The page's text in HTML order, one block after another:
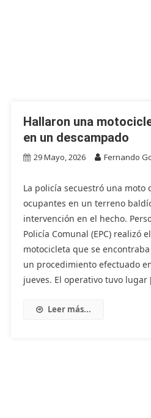
Hallaron una
en un descampado
29 Mayo, 2026 Fernando
La policía secuestró una moto
ocupantes en un terreno
intervención en el hecho.
Policía Comunal (EPC) realizó
motocicleta que se
un procedimiento efectuado
jueves. El operativo tuvo
Leer más...